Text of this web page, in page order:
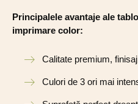
Principalele avantaje ale
imprimare color:
Calitate premium,
Culori de 3 ori mai